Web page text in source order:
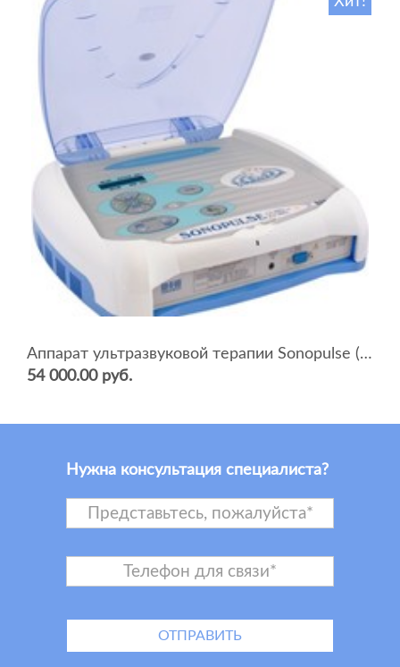
Аппарат ультразвуковой терапии Sonopulse (мультичастотный 1 и 3 Мгц)
54 000.00 руб.
Нужна консультация специалиста?